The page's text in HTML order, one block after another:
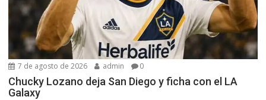
7 de agosto de 2026 admin 0
Chucky Lozano deja San Diego y ficha con el LA
Galaxy